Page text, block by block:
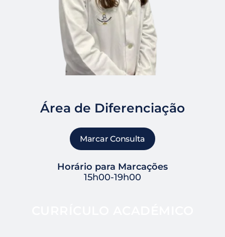
Área de Diferenciação
Marcar Consulta
Horário para Marcações
15h00-19h00